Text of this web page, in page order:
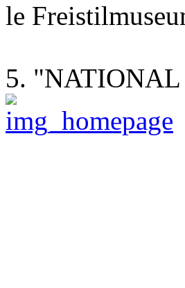
le
5. "NATIONAL